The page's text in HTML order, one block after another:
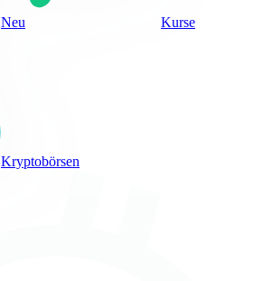
Neu Kurse
Kryptobörsen